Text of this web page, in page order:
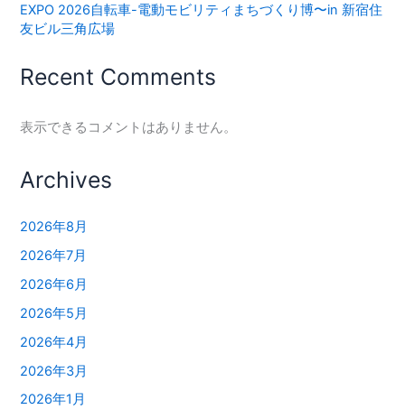
EXPO 2026⾃転⾞-電動モビリティまちづくり博〜in 新宿住
友ビル三⾓広場
Recent Comments
表示できるコメントはありません。
Archives
2026年8月
2026年7月
2026年6月
2026年5月
2026年4月
2026年3月
2026年1月